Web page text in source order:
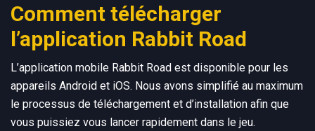
Comment télécharger
l’application Rabbit Road
L’application mobile Rabbit Road est disponible pour les
appareils Android et iOS. Nous avons simplifié au maximum
le processus de téléchargement et d’installation afin que
vous puissiez vous lancer rapidement dans le jeu.